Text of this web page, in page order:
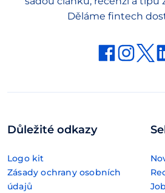
Děláme fintech
Důležité odkazy
Logo kit
Zásady ochrany osobních
údajů